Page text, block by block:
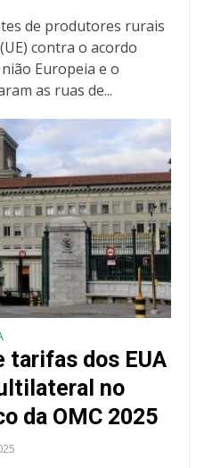
de produtores rurais
contra o acordo
Europeia e o
as ruas de...
tarifas dos EUA
no
da OMC 2025